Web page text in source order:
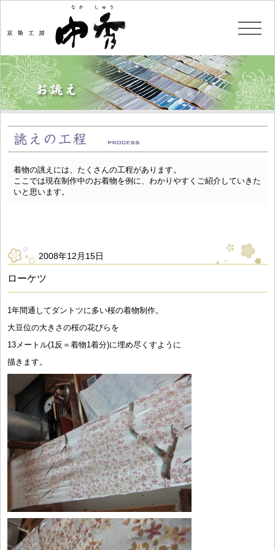
着物の誂えには、たくさんの工程があります。
ここでは現在制作中のお着物を例に、わかりやすくご紹介していきた
いと思います。
2008年12月15日
ローケツ
1年間通してダントツに多い桜の着物制作。
大豆位の大きさの桜の花びらを
13メートル(1反＝着物1着分)に埋め尽くすように
描きます。